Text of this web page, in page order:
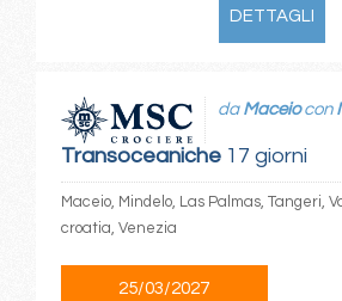
DETTAGLI
Transoceaniche17 giorni
da Maceiocon
Maceio, Mindelo, Las Palmas, Tangeri,
croatia, Venezia
25/03/2027